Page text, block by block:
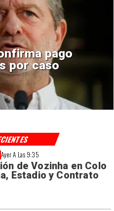
Norte
riesgos
Ayer A Las 9:35
de Vozinha en Colo
Estadio y Contrato